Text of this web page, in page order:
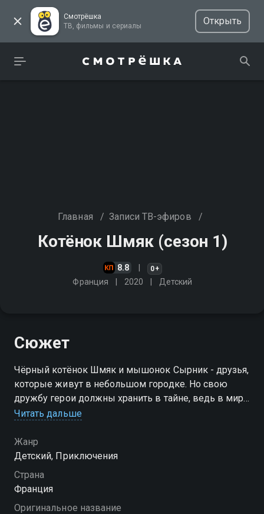
Смотрёшка
ТВ, фильмы и сериалы
Открыть
Главная / Записи ТВ-эфиров /
Котёнок Шмяк (сезон 1)
8.8 0+
Франция 2020 Детский
Сюжет
Чёрный котёнок Шмяк и мышонок Сырник - друзья,
которые живут в небольшом городке. Но свою
дружбу герои должны хранить в тайне, ведь в мире
кошек Сырника подстерегает немало опасностей.
навстречу приключениямт!
Посмотреть онлайн 1 сезон сериала Котёнок Шмяк
вы можете совершенно бесплатно в хорошем HD
качестве на Смотрёшке
Читать дальше
Жанр
Детский, Приключения
Страна
Франция
Оригинальное название